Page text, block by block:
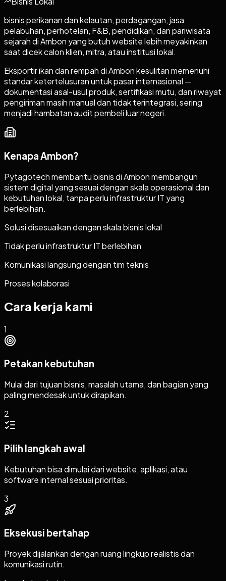
bisnis perikanan dan kelautan, perdagangan, jasa
pelabuhan, perhotelan, F&B, pendidikan, dan pariwisata
sejarah di Ambon yang butuh website lebih meyakinkan
saat dicek calon klien, mitra, atau institusi lokal.
Eksportir ikan dan rempah di Ambon kesulitan memenuhi
standar ketertelusuran untuk pasar internasional —
dokumentasi asal-usul produk, sertifikasi mutu, dan riwayat
pengiriman masih manual dan tidak terintegrasi, sering
menjadi hambatan audit pembeli luar negeri.
KenapaAmbon?
Pytagotech membantu bisnis di Ambon membangun
sistem digital yang sesuai dengan skala operasional dan
kebutuhan lokal, tanpa perlu infrastruktur IT yang
berlebihan.
Solusi disesuaikan dengan skala bisnis lokal
Tidak perlu infrastruktur IT berlebihan
Komunikasi langsung dengan tim teknis
Proses kolaborasi
Cara kerja kami
1
Petakan kebutuhan
Mulai dari tujuan bisnis, masalah utama, dan bagian yang
paling mendesak untuk dirapikan.
2
Pilih langkah awal
Kebutuhan bisa dimulai dari website, aplikasi, atau
software internal sesuai prioritas.
3
Eksekusi bertahap
Proyek dijalankan dengan ruang lingkup realistis dan
komunikasi rutin.